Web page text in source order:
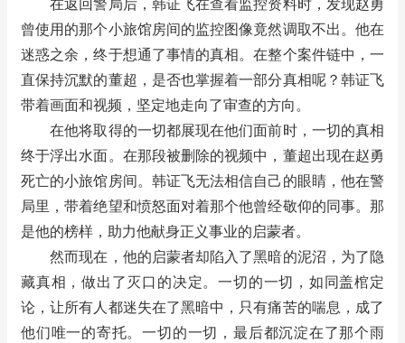
曾使用的那个小旅馆房间的监控图像竟然调取不出。他在
迷惑之余，终于想通了事情的真相。在整个案件链中，一
直保持沉默的董超，是否也掌握着一部分真相呢？韩证飞
带着画面和视频，坚定地走向了审查的方向。
在他将取得的一切都展现在他们面前时，一切的真相
终于浮出水面。在那段被删除的视频中，董超出现在赵勇
死亡的小旅馆房间。韩证飞无法相信自己的眼睛，他在警
局里，带着绝望和愤怒面对着那个他曾经敬仰的同事。那
是他的榜样，助力他献身正义事业的启蒙者。
然而现在，他的启蒙者却陷入了黑暗的泥沼，为了隐
藏真相，做出了灭口的决定。一切的一切，如同盖棺定
论，让所有人都迷失在了黑暗中，只有痛苦的喘息，成了
他们唯一的寄托。一切的一切，最后都沉淀在了那个雨